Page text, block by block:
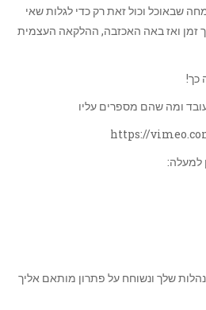
שבאוכל וכול זאת רק כדי לגלות שאי
זמן ואז באה האכזבה, ההלקאה העצמית
כך!
ומה שהם מספרים עליו
https://
למעלה:
שלך ונשוחח על פתרון מותאם אליך